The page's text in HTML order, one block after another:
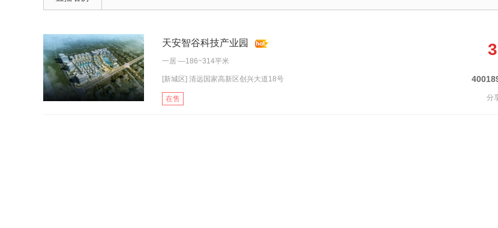
天安智谷科技产业园
一居 —186~314平米
[新城区] 清远国家高新区创兴大道18号
在售 分